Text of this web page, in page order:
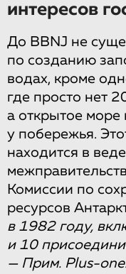
интересов
До BBNJ не
по созданию
водах, кроме
где просто нет
а открытое море
у побережья.
находится в
Комиссии по
ресурсов
в 1982 году,
и 10
— Прим. Plus-